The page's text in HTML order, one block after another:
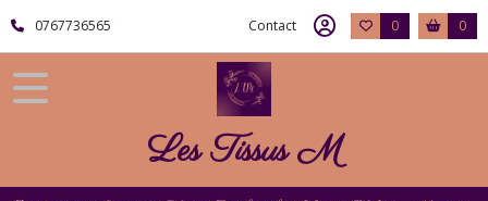
0767736565 Contact 0 0
Les Tissus M